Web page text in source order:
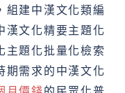
組建中漢文化類編
漢文化精要主題化
主題化批量化檢索
期需求的中漢文化